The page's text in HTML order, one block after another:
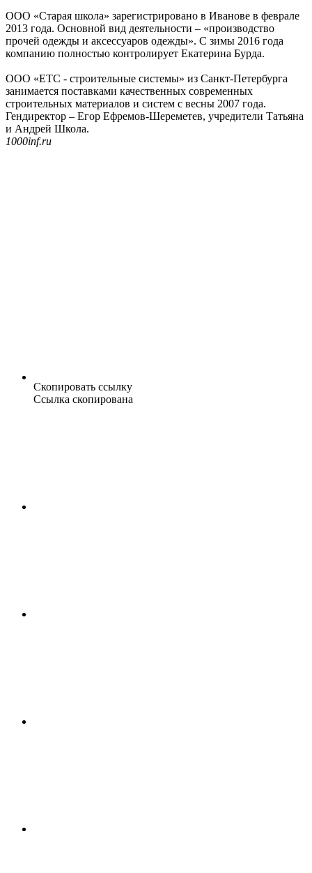
ООО «Старая школа» зарегистрировано в Иванове в феврале
2013 года. Основной вид деятельности – «производство
прочей одежды и аксессуаров одежды». С зимы 2016 года
компанию полностью контролирует Екатерина Бурда.
ООО «ЕТС - строительные системы» из Санкт-Петербурга
занимается поставками качественных современных
строительных материалов и систем с весны 2007 года.
Гендиректор – Егор Ефремов-Шереметев, учредители Татьяна
и Андрей Школа.
1000inf.ru
Скопировать ссылку
Ссылка скопирована